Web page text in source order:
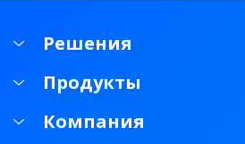
Решения
Продукты
Компания